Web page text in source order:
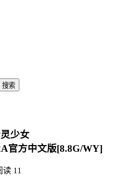
搜索
少女
官方中文版[8.8G/WY]
读 11